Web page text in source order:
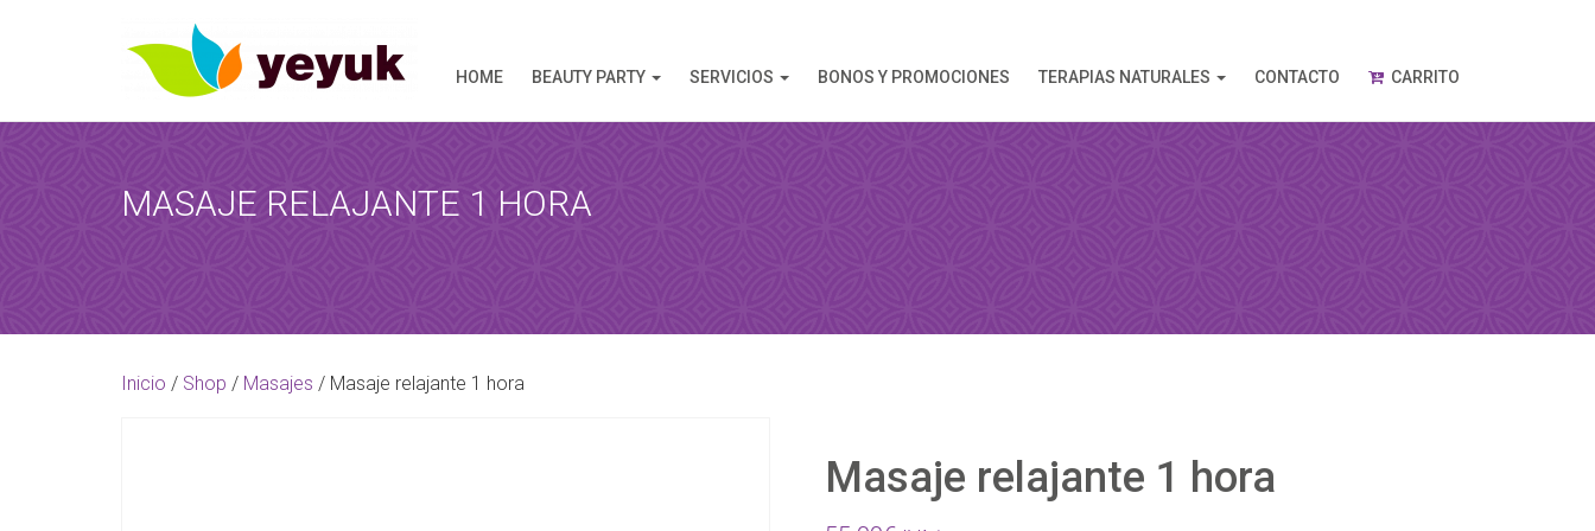
HOME BEAUTY PARTY SERVICIOS BONOS Y PROMOCIONES TERAPIAS NATURALES CONTACTO CARRITO
MASAJE RELAJANTE 1 HORA
Inicio / Shop / Masajes / Masaje relajante 1 hora
Masaje relajante 1 hora
[booked-calendar]